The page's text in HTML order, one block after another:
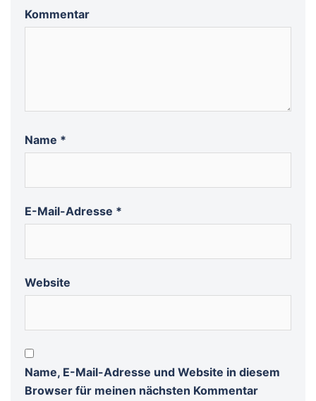
Kommentar
Name *
E-Mail-Adresse *
Website
Name, E-Mail-Adresse und Website in diesem
Browser für meinen nächsten Kommentar